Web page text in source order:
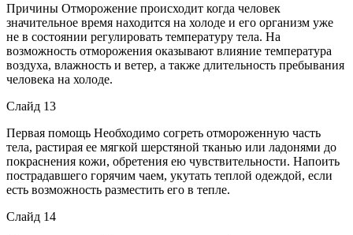
Причины Отморожение происходит когда человек
значительное время находится на холоде и его организм уже
не в состоянии регулировать температуру тела. На
возможность отморожения оказывают влияние температура
воздуха, влажность и ветер, а также длительность пребывания
человека на холоде.
Слайд 13
Первая помощь Необходимо согреть отмороженную часть
тела, растирая ее мягкой шерстяной тканью или ладонями до
покраснения кожи, обретения ею чувствительности. Напоить
пострадавшего горячим чаем, укутать теплой одеждой, если
есть возможность разместить его в тепле.
Слайд 14